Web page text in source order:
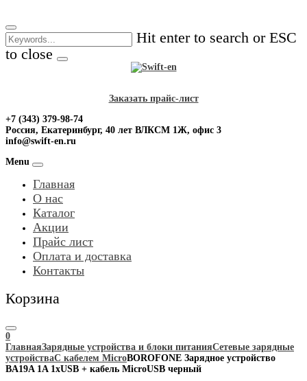
to
content
Hit enter to search or ESC
to close
Заказать прайс-лист
+7 (343) 379-98-74
Россия, Екатеринбург, 40 лет ВЛКСМ 1Ж, офис 3
info@swift-en.ru
Menu
Главная
О нас
Каталог
Акции
Прайс лист
Оплата и доставка
Контакты
Корзина
0
ГлавнаяЗарядные устройства и блоки питанияСетевые зарядные
устройстваС кабелем MicroBOROFONE Зарядное устройство
BA19A 1A 1хUSB + кабель MicroUSB черный